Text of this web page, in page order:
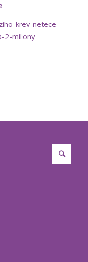
krev-netece-
2-miliony